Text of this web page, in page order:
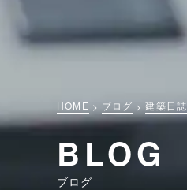
HOME ブログ 建築日誌
BLOG
ブログ